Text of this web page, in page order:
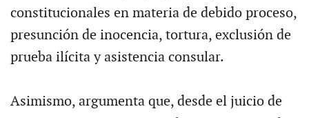
constitucionales en materia de debido proceso,
presunción de inocencia, tortura, exclusión de
prueba ilícita y asistencia consular.
Asimismo, argumenta que, desde el juicio de